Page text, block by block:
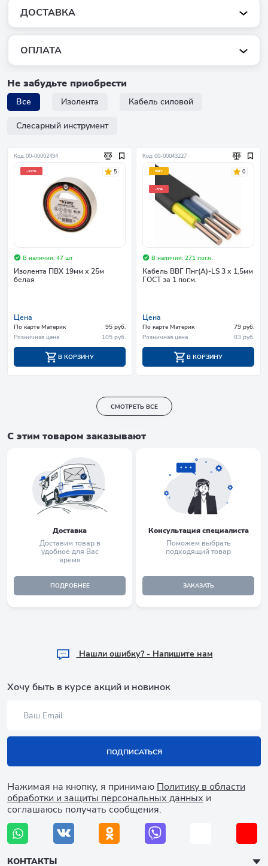
ДОСТАВКА
ОПЛАТА
Не забудьте приобрести
Все Изолента Кабель силовой
Слесарный инструмент
Код: 00-00002494
-10% 5
В наличии: 47 шт
Изолента ПВХ 19мм х 25м
белая
Цена
По карте Материк
95 руб.
Розничная цена
105 руб.
В КОРЗИНУ
Код: 00-00043227
ХИТ
-5%
0
В наличии: 271 пог.м.
Кабель ВВГ Пнг(А)-LS 3 х 1,5мм
ГОСТ за 1 пог.м.
Цена
По карте Материк
79 руб.
Розничная цена
83 руб.
В КОРЗИНУ
СМОТРЕТЬ ВСЕ
С этим товаром заказывают
Доставка
Доставим товар в
удобное для Вас
время
ПОДРОБНЕЕ
Консультация специалиста
Поможем выбрать
подходящий товар
ЗАКАЗАТЬ
Hашли ошибку? - Напишите нам
Хочу быть в курсе акций и новинок
ПОДПИСАТЬСЯ
Нажимая на кнопку, я принимаю Политику в области
обработки и защиты персональных данных и
соглашаюсь получать сообщения.
КОНТАКТЫ